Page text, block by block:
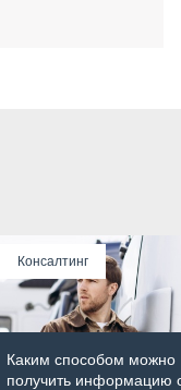
Консалтинг
Каким способом можно
получить информацию